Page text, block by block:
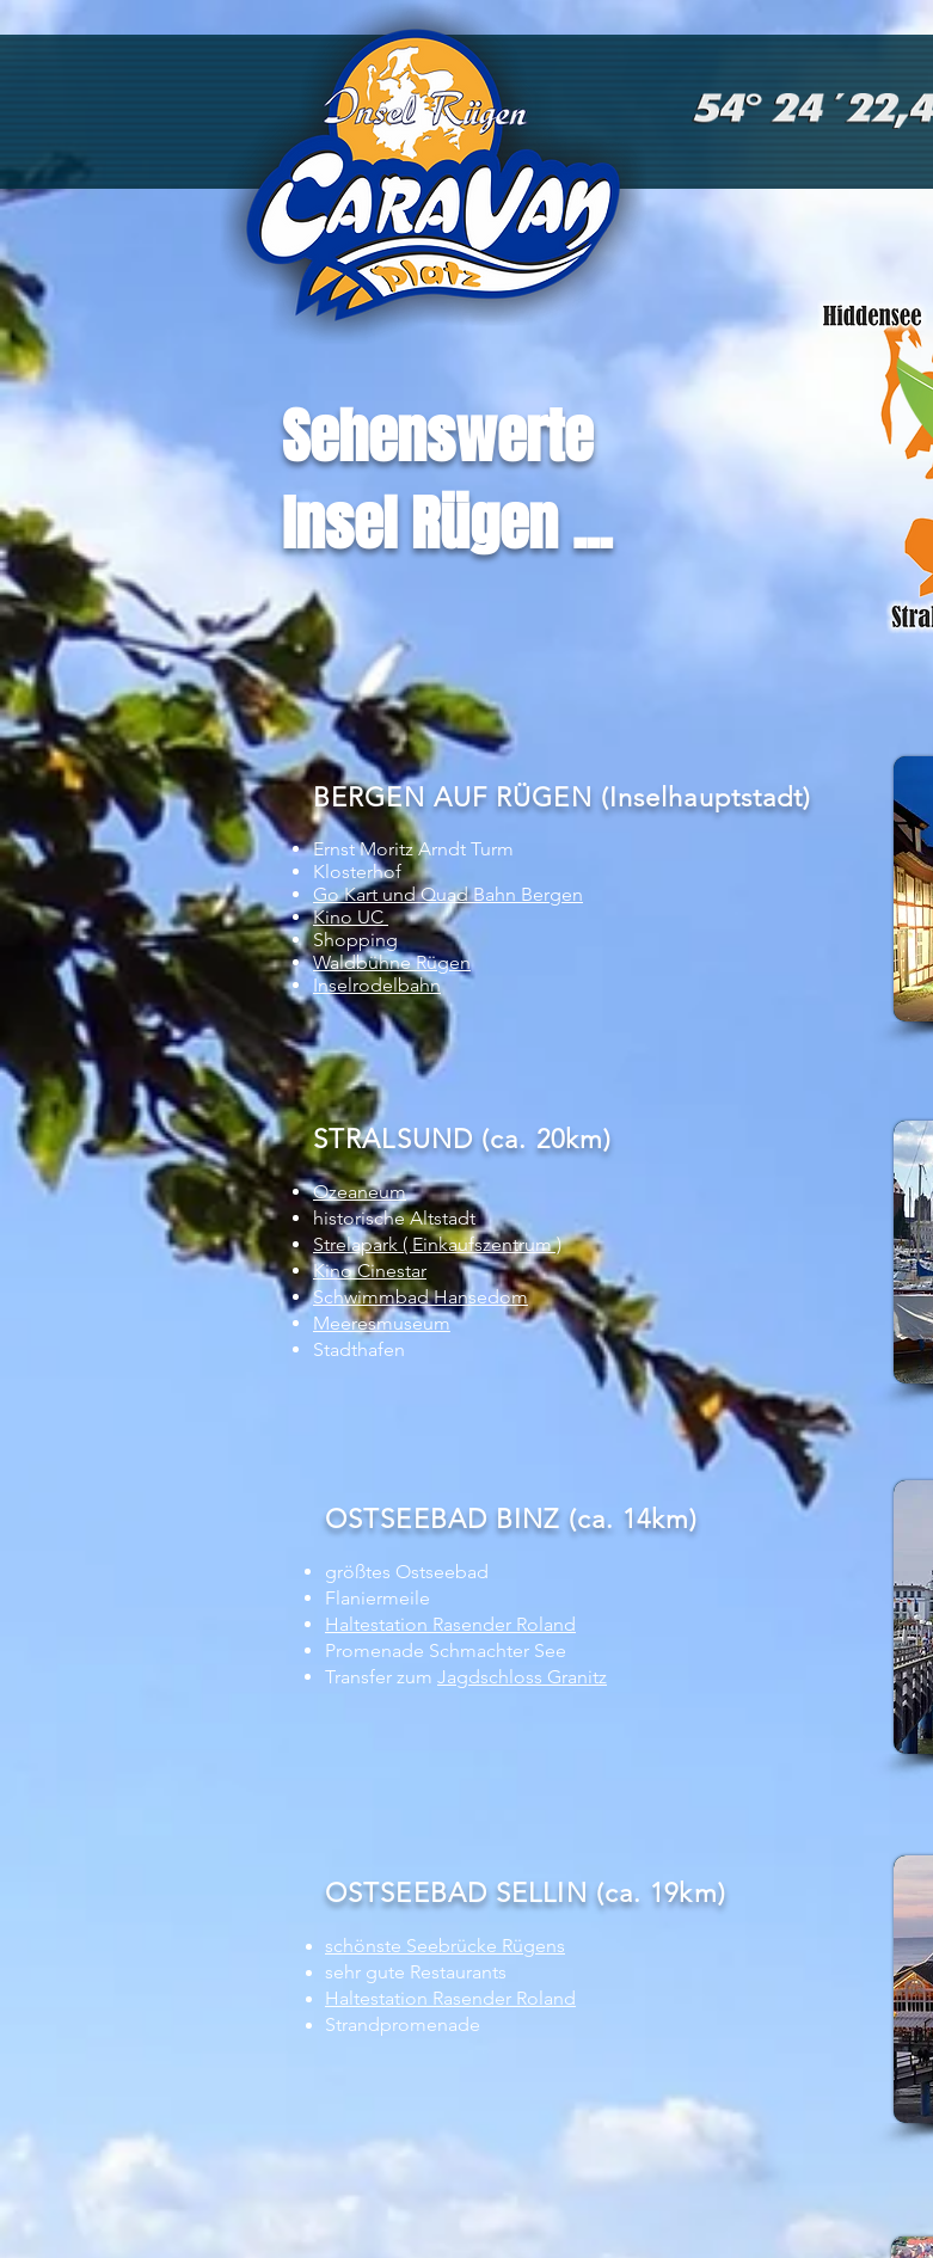
Sehenswerte
Insel Rügen ...
BERGEN AUF RÜGEN (Inselhauptstadt)
Ernst Moritz Arndt Turm
Klosterhof
Go Kart und Quad Bahn Bergen
Kino UC
Shopping
Waldbühne Rügen
Inselrodelbahn
STRALSUND (ca. 20km)
Ozeaneum
historische Altstadt
Strelapark ( Einkaufszentrum )
Kino Cinestar
Schwimmbad Hansedom
Meeresmuseum
Stadthafen
OSTSEEBAD BINZ (ca. 14km)
größtes Ostseebad
Flaniermeile
Haltestation Rasender Roland
Promenade Schmachter See
Transfer zum Jagdschloss Granitz
OSTSEEBAD SELLIN (ca. 19km)
schönste Seebrücke Rügens
sehr gute Restaurants
Haltestation Rasender Roland
Strandpromenade